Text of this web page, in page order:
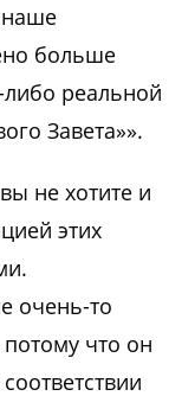
наше
больше
либо реальной
Завета»».
не хотите и
этих
очень-то
потому что он